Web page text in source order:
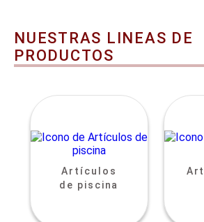
NUESTRAS LINEAS DE
PRODUCTOS
Artículos
de piscina